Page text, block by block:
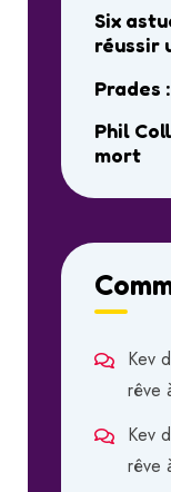
Six
réussir
Prades
Phil
mort
Kev
rêve
Kev
rêve